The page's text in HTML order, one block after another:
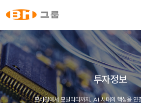
투자정보
모바일에서 모빌리티까지, AI 시대의 핵심을